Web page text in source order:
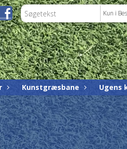
Kun i
Kunstgræsbane
Ugens